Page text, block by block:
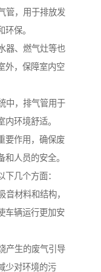
管，用于排放发
保。
器、燃气灶等也
外，保障室内空
中，排气管用于
环境舒适。
要作用，确保废
人员的安全。
几个方面：
音材料和结构，
车辆运行更加安
产生的废气引导
少对环境的污